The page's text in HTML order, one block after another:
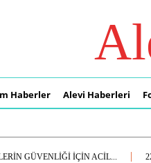
Haberler Alevi Haberleri
GÜVENLIĞI IÇIN ACIL...